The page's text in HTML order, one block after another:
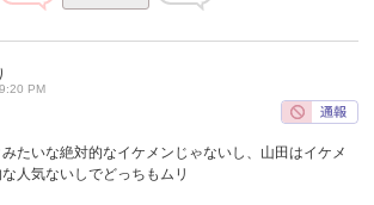
PM
たいな絶対的なイケメンじゃないし、山田はイケメ
人気ないしでどっちもムリ